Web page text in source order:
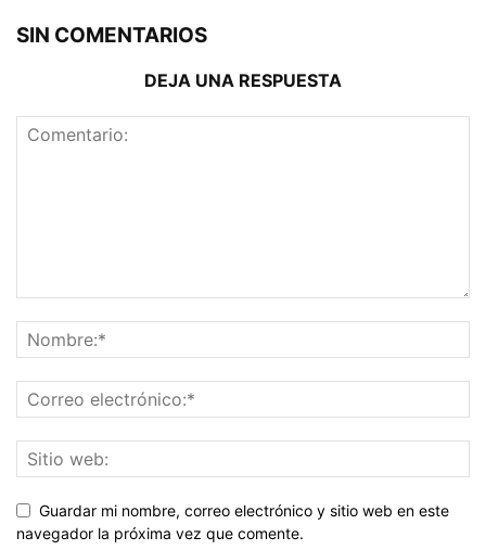
SIN COMENTARIOS
DEJA UNA RESPUESTA
Guardar mi nombre, correo electrónico y sitio web en este
navegador la próxima vez que comente.